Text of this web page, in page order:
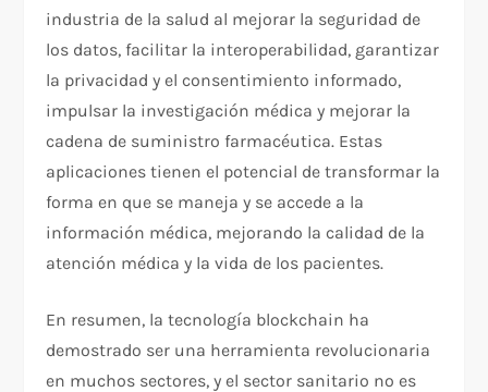
industria de la salud al mejorar la seguridad de
los datos, facilitar la interoperabilidad, garantizar
la privacidad y el consentimiento informado,
impulsar la investigación médica y mejorar la
cadena de suministro farmacéutica. Estas
aplicaciones tienen el potencial de transformar la
forma en que se maneja y se accede a la
información médica, mejorando la calidad de la
atención médica y la vida de los pacientes.
En resumen, la tecnología blockchain ha
demostrado ser una herramienta revolucionaria
en muchos sectores, y el sector sanitario no es